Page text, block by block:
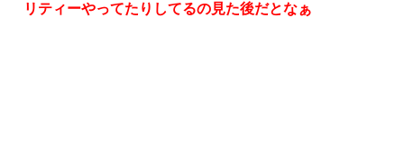
リティーやってたりしてるの見た後だとなぁ